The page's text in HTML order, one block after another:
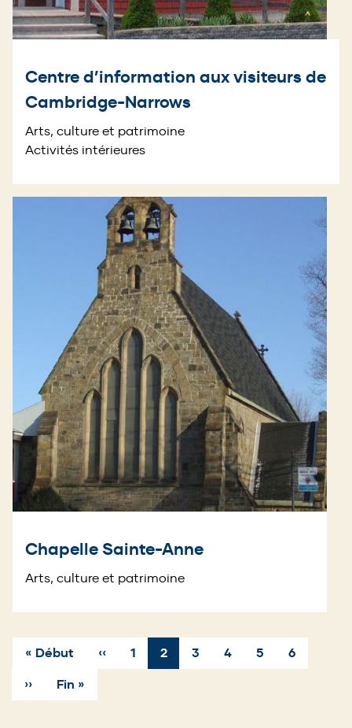
Centre d’information aux visiteurs de
Cambridge-Narrows
Arts, culture et patrimoine
Activités intérieures
Chapelle Sainte-Anne
Arts, culture et patrimoine
Première
« Début
Page
précédente
‹‹ Page
1
Page
courante
2 Page
3 Page
4 Page
5 Page
6
Page
suivante
››
Dernière
page
Fin »